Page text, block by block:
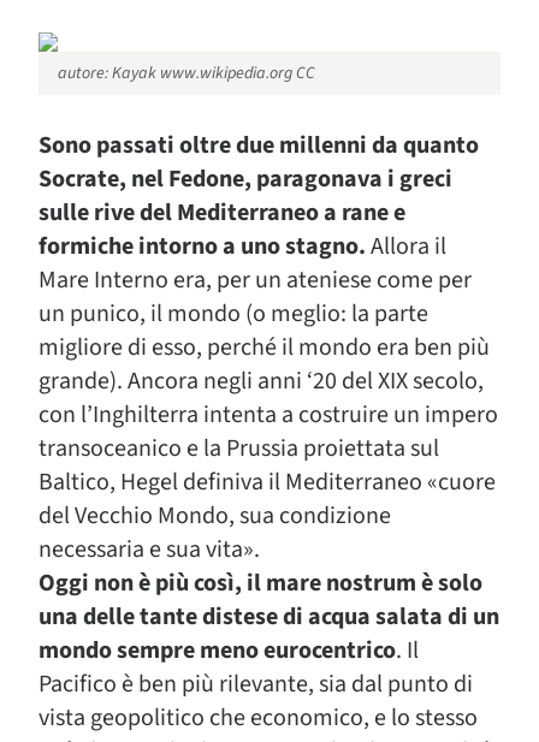
autore: Kayak www.wikipedia.org CC
Sono passati oltre due millenni da quanto
Socrate, nel Fedone, paragonava i greci
sulle rive del Mediterraneo a rane e
formiche intorno a uno stagno.Allora il
Mare Interno era, per un ateniese come per
un punico, il mondo (o meglio: la parte
migliore di esso, perché il mondo era ben più
grande). Ancora negli anni ‘20 del XIX secolo,
con l’Inghilterra intenta a costruire un impero
transoceanico e la Prussia proiettata sul
Baltico, Hegel definiva il Mediterraneo «cuore
del Vecchio Mondo, sua condizione
necessaria e sua vita».
Oggi non è più così, il mare nostrum è solo
una delle tante distese di acqua salata di un
mondo sempre meno eurocentrico. Il
Pacifico è ben più rilevante, sia dal punto di
vista geopolitico che economico, e lo stesso